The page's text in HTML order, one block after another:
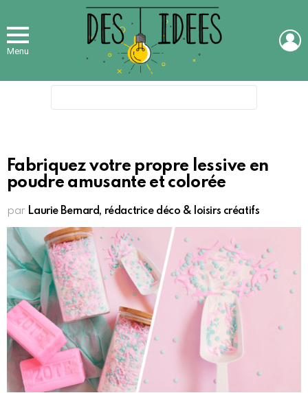
Menu
Fabriquez votre propre lessive en
poudre amusante et colorée
par Laurie Bernard, rédactrice déco & loisirs créatifs